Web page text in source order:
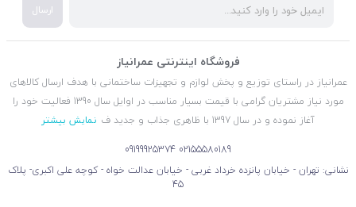
ارسال
فروشگاه اینترنتی عمرانیاز
عمرانیاز در راستای توزیع و پخش لوازم و تجهیزات ساختمانی با هدف ارسال کالاهای
مورد نیاز مشتریان گرامی با قیمت بسیار مناسب در اوایل سال 1390 فعالیت خود را
آغاز نموده و در سال 1397 با ظاهری جذاب و جدید ف
نمایش بیشتر
02155580189
09199925374
نشانی: تهران - خیابان پانزده خرداد غربی - خیابان عدالت خواه - کوچه علی اکبری- پلاک
45